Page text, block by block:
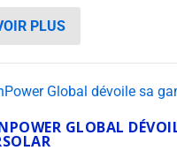
PLUS
GLOBAL